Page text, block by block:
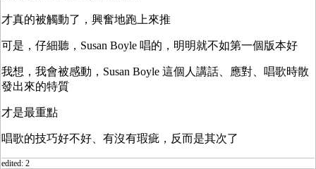
才真的被觸動了，興奮地跑上來推
可是，仔細聽，Susan Boyle 唱的，明明就不如第一個版本好
我想，我會被感動，Susan Boyle 這個人講話、應對、唱歌時散
發出來的特質
才是最重點
唱歌的技巧好不好、有沒有瑕疵，反而是其次了
edited: 2